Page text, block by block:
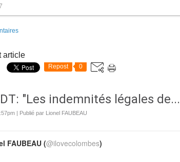
article
Repost 0
"Les indemnités légales de...
| Publié par Lionel FAUBEAU
FAUBEAU (@ilovecolombes)